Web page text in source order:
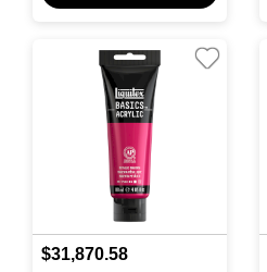
$31,870.58